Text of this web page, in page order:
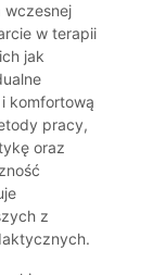
wczesnej
w terapii
jak
komfortową
pracy,
oraz
z